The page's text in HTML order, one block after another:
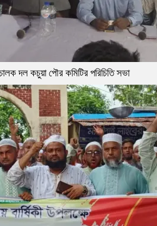
দল কচুয়া পৌর কমিটির পরিচিতি সভা